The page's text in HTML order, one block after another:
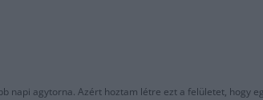
napi agytorna. Azért hoztam létre ezt a felületet, hogy